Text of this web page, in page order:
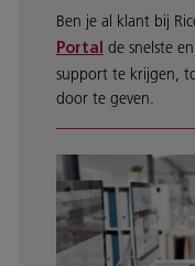
Ben je al klant bij
Portal de snelste
support te krijgen,
door te geven.